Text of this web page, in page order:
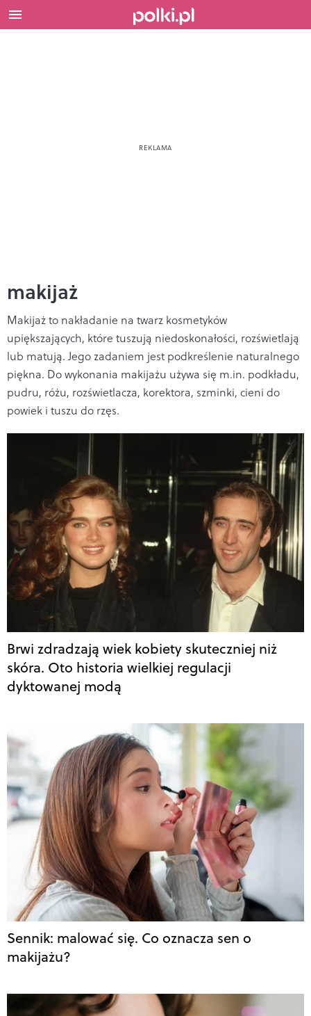
makijaż
Makijaż to nakładanie na twarz kosmetyków
upiększających, które tuszują niedoskonałości, rozświetlają
lub matują. Jego zadaniem jest podkreślenie naturalnego
piękna. Do wykonania makijażu używa się m.in. podkładu,
pudru, różu, rozświetlacza, korektora, szminki, cieni do
powiek i tuszu do rzęs.
Brwi zdradzają wiek kobiety skuteczniej niż
skóra. Oto historia wielkiej regulacji
dyktowanej modą
Sennik: malować się. Co oznacza sen o
makijażu?